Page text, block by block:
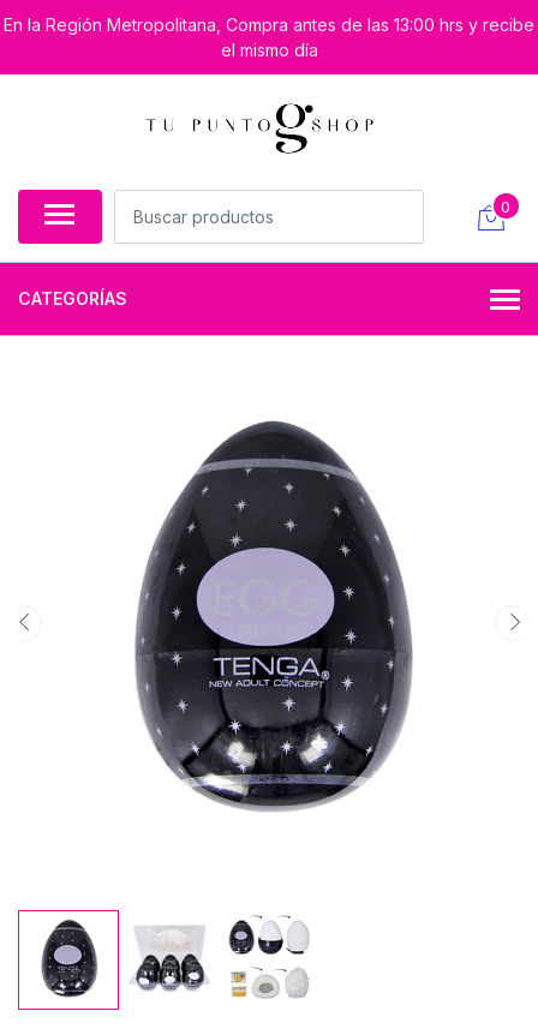
En la Región Metropolitana, Compra antes de las 13:00 hrs y recibe
el mismo día
0
CATEGORÍAS